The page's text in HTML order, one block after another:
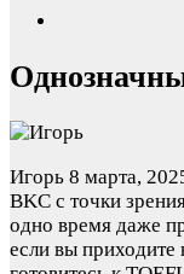
Игорь 8 марта,
BKC с точки
одно время даже
если вы приходите